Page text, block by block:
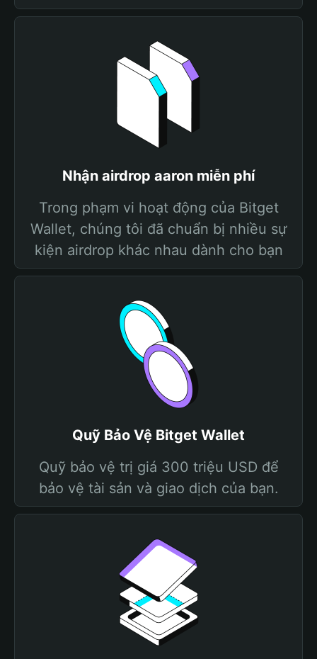
Nhận airdrop aaron miễn phí
Trong phạm vi hoạt động của Bitget
Wallet, chúng tôi đã chuẩn bị nhiều sự
kiện airdrop khác nhau dành cho bạn
Quỹ Bảo Vệ Bitget Wallet
Quỹ bảo vệ trị giá 300 triệu USD để
bảo vệ tài sản và giao dịch của bạn.